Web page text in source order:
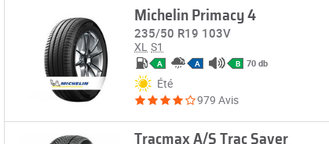
Michelin Primacy 4
235/50 R19 103V
XL S1
A A B 70 db
Été
979 Avis
Tracmax A/S Trac Saver